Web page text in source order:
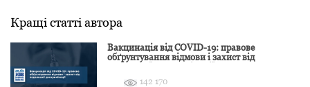
Кращі статті автора
Вакцинація від COVID-19: правове
обґрунтування відмови і захист від
142 170